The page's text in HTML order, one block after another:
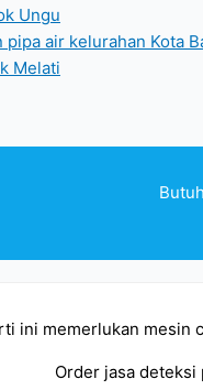
Ungu
air kelurahan Kota
Melati
ini memerlukan mesin
Order jasa